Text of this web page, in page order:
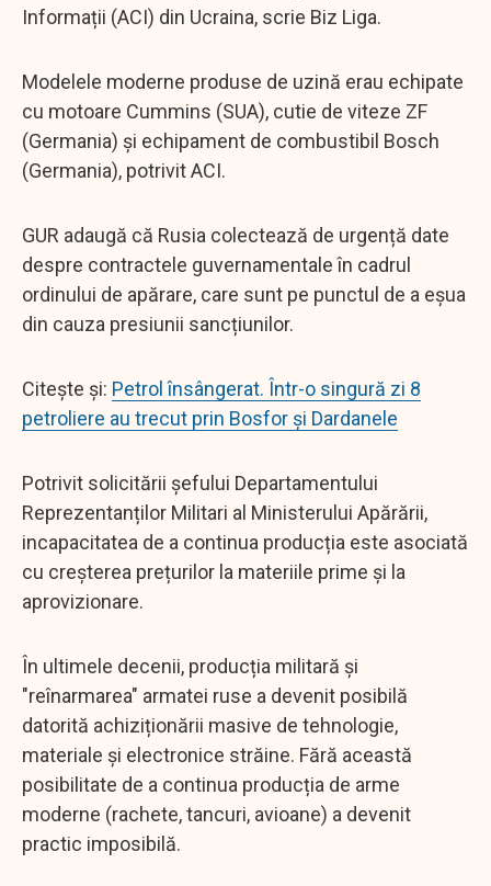
Informații (ACI) din Ucraina, scrie Biz Liga.
Modelele moderne produse de uzină erau echipate
cu motoare Cummins (SUA), cutie de viteze ZF
(Germania) și echipament de combustibil Bosch
(Germania), potrivit ACI.
GUR adaugă că Rusia colectează de urgență date
despre contractele guvernamentale în cadrul
ordinului de apărare, care sunt pe punctul de a eșua
din cauza presiunii sancțiunilor.
Citește și: Petrol însângerat. Într-o singură zi 8
petroliere au trecut prin Bosfor și Dardanele
Potrivit solicitării șefului Departamentului
Reprezentanților Militari al Ministerului Apărării,
incapacitatea de a continua producția este asociată
cu creșterea prețurilor la materiile prime și la
aprovizionare.
În ultimele decenii, producția militară și
"reînarmarea" armatei ruse a devenit posibilă
datorită achiziționării masive de tehnologie,
materiale și electronice străine. Fără această
posibilitate de a continua producția de arme
moderne (rachete, tancuri, avioane) a devenit
practic imposibilă.